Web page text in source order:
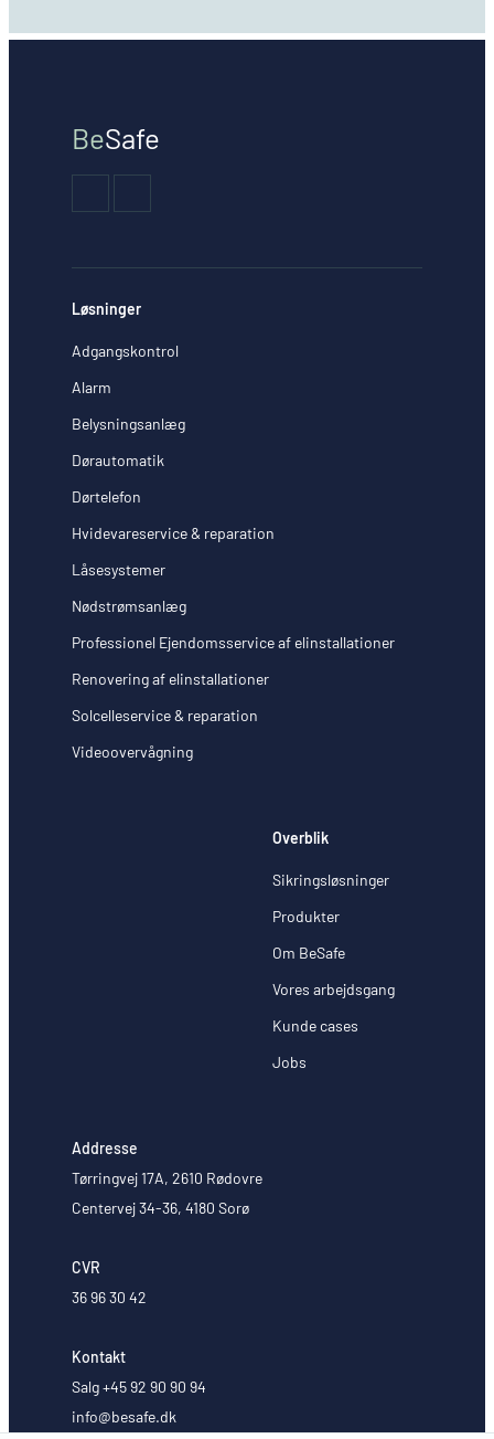
BeSafe
Addresse
Tørringvej 17A, 2610 Rødovre
Centervej 34-36, 4180 Sorø
CVR
36 96 30 42
Kontakt
Salg +45 92 90 90 94
info@besafe.dk
Løsninger
Adgangskontrol
Alarm
Belysningsanlæg
Dørautomatik
Dørtelefon
Hvidevareservice & reparation
Låsesystemer
Nødstrømsanlæg
Professionel Ejendomsservice af elinstallationer
Renovering af elinstallationer
Solcelleservice & reparation
Videoovervågning
Overblik
Sikringsløsninger
Produkter
Om BeSafe
Vores arbejdsgang
Kunde cases
Jobs